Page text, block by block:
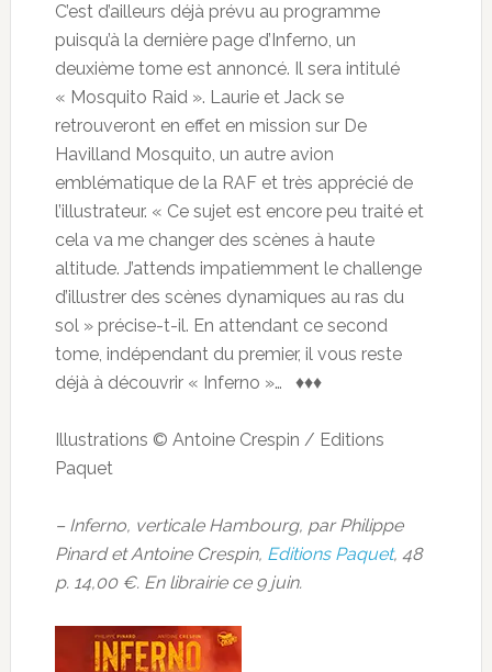
C’est d’ailleurs déjà prévu au programme
puisqu’à la dernière page d’Inferno, un
deuxième tome est annoncé. Il sera intitulé
« Mosquito Raid ». Laurie et Jack se
retrouveront en effet en mission sur De
Havilland Mosquito, un autre avion
emblématique de la RAF et très apprécié de
l’illustrateur. « Ce sujet est encore peu traité et
cela va me changer des scènes à haute
altitude. J’attends impatiemment le challenge
d’illustrer des scènes dynamiques au ras du
sol » précise-t-il. En attendant ce second
tome, indépendant du premier, il vous reste
déjà à découvrir « Inferno »… ♦♦♦
Illustrations © Antoine Crespin / Editions
Paquet
– Inferno, verticale Hambourg, par Philippe
Pinard et Antoine Crespin, Editions Paquet, 48
p. 14,00 €. En librairie ce 9 juin.